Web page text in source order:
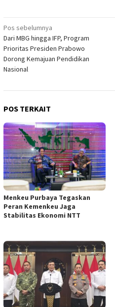
Navigasi
pos
Pos sebelumnya
Dari MBG hingga IFP, Program
Prioritas Presiden Prabowo
Dorong Kemajuan Pendidikan
Nasional
POS TERKAIT
Menkeu Purbaya Tegaskan
Peran Kemenkeu Jaga
Stabilitas Ekonomi NTT